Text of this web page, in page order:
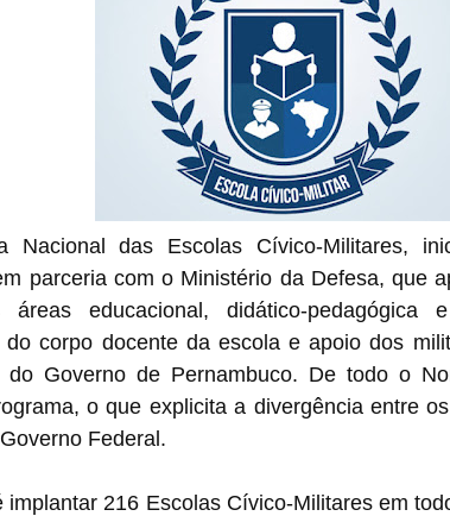
Nacional das Escolas Cívico-Militares,
parceria com o Ministério da Defesa, que
áreas educacional, didático-pedagógica
do corpo docente da escola e apoio dos
do Governo de Pernambuco. De todo o
o que explicita a divergência entre
Federal.
implantar 216 Escolas Cívico-Militares em